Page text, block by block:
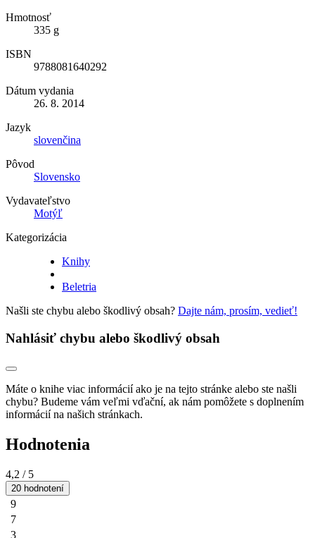
Hmotnosť
335 g
ISBN
9788081640292
Dátum vydania
26. 8. 2014
Jazyk
slovenčina
Pôvod
Slovensko
Vydavateľstvo
Motýľ
Kategorizácia
Knihy
Beletria
Našli ste chybu alebo škodlivý obsah? Dajte nám, prosím, vedieť!
Nahlásiť chybu alebo škodlivý obsah
Máte o knihe viac informácií ako je na tejto stránke alebo ste našli
chybu? Budeme vám veľmi vďační, ak nám pomôžete s doplnením
informácií na našich stránkach.
Hodnotenia
4,2 / 5
20 hodnotení
9
7
3